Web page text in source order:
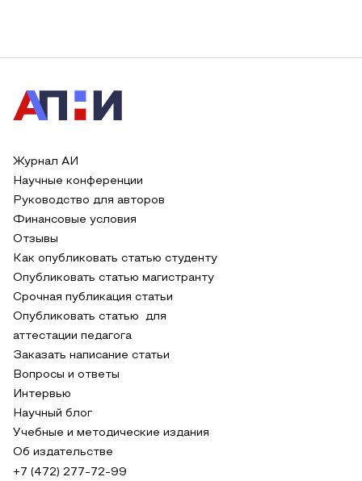
Журнал АИ
Научные конференции
Руководство для авторов
Финансовые условия
Отзывы
Как опубликовать статью студенту
Опубликовать статью магистранту
Срочная публикация статьи
Опубликовать статью для
аттестации педагога
Заказать написание статьи
Вопросы и ответы
Интервью
Научный блог
Учебные и методические издания
Об издательстве
+7 (472) 277-72-99